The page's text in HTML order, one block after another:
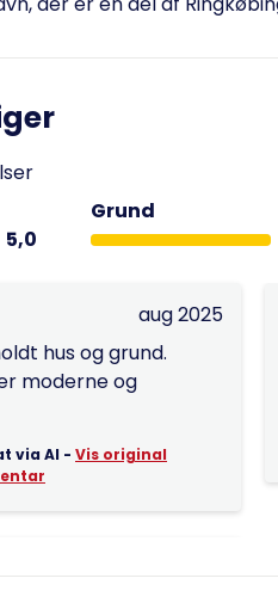
5,0
Grund
aug 2025
hus og grund.
moderne og
via AI - Vis original